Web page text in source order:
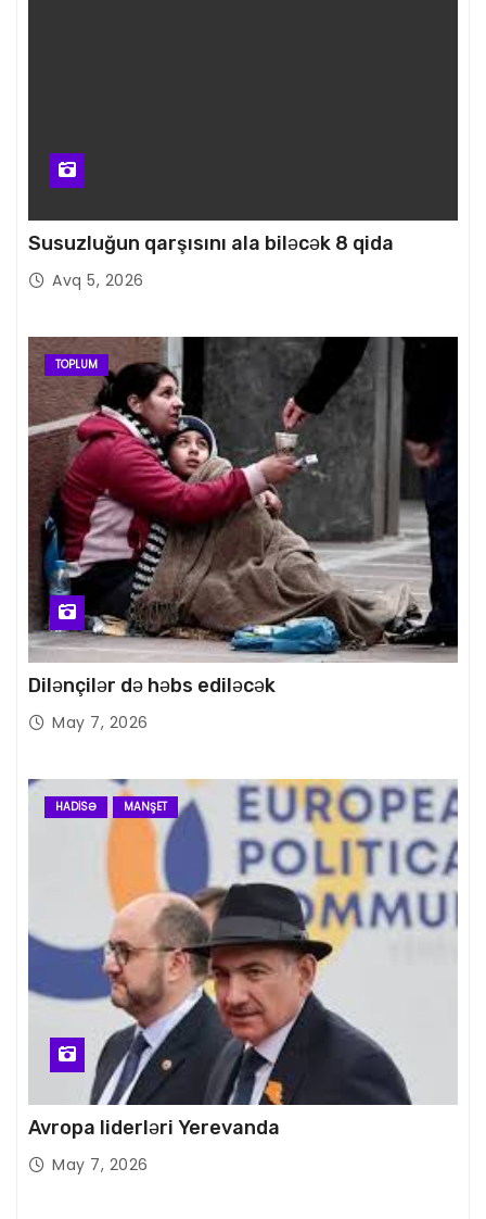
Susuzluğun qarşısını ala biləcək 8 qida
Avq 5, 2026
TOPLUM
Dilənçilər də həbs ediləcək
May 7, 2026
HADISƏ MANŞET
Avropa liderləri Yerevanda
May 7, 2026